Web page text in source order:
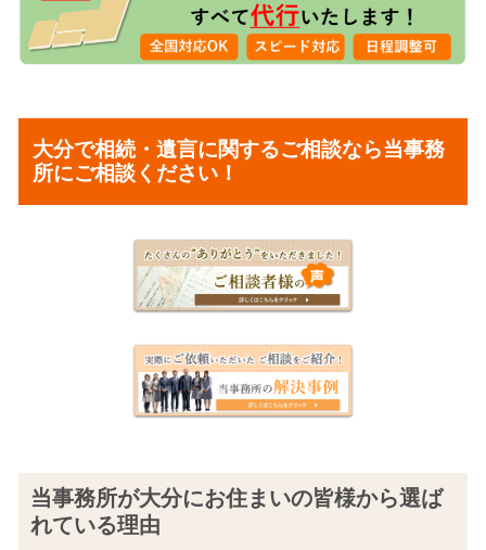
大分で相続・遺言に関するご相談なら当事務
所にご相談ください！
当事務所が大分にお住まいの皆様から選ば
れている理由